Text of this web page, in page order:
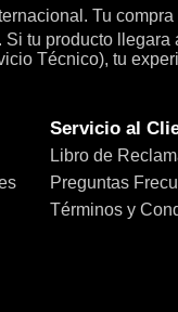
Tu
tu producto
Técnico), tu
Servicio al
Libro de
Preguntas
Términos y